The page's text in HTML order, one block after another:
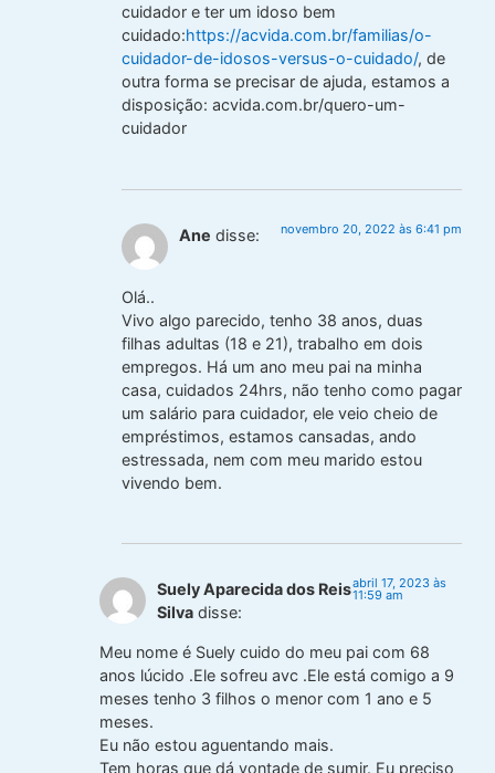
cuidador e ter um idoso bem
cuidado:https://acvida.com.br/familias/o-
cuidador-de-idosos-versus-o-cuidado/, de
outra forma se precisar de ajuda, estamos a
disposição: acvida.com.br/quero-um-
cuidador
Ane disse: novembro 20, 2022 às 6:41 pm
Olá..
Vivo algo parecido, tenho 38 anos, duas
filhas adultas (18 e 21), trabalho em dois
empregos. Há um ano meu pai na minha
casa, cuidados 24hrs, não tenho como pagar
um salário para cuidador, ele veio cheio de
empréstimos, estamos cansadas, ando
estressada, nem com meu marido estou
vivendo bem.
Suely Aparecida dos Reis
Silva disse:
abril 17, 2023 às
11:59 am
Meu nome é Suely cuido do meu pai com 68
anos lúcido .Ele sofreu avc .Ele está comigo a 9
meses tenho 3 filhos o menor com 1 ano e 5
meses.
Eu não estou aguentando mais.
Tem horas que dá vontade de sumir. Eu preciso